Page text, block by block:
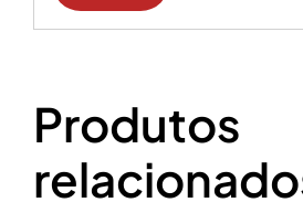
Produtos